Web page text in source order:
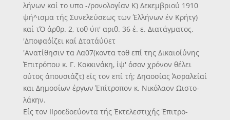
λήνων καί το υπο -/ρονολογίαν Κ) Δεκεμβριού 1910
ψή^ισμα τής Συνελεύσεως των Έλλήνων έν Κρήτγ)
καί τΌ άρθρ. 2, τοθ ύπ' αριθ. 36 έ. ε. Διατάγματος.
'Δποφαόίζει καί Δτατάύϋετ
'Ανατίθησιν τα Λα07(κοντα τοθ επί της Δικαιοίύνης
Έπιτρόπου κ. Γ. Κοκκινάκη, ίψ' όσον χρόνον θέλει
ούτος άπουσιάζτ) είς τον επί τή; Δηαοσίας Άσραλείαί
και Δημοσίων έργων Έπίτροπον κ. Νικόλαον Ωιστο-
λάκην.
Είς τον ΙΙροεδοεύοντα τής Έκτελεστιχής Έπιτρο-